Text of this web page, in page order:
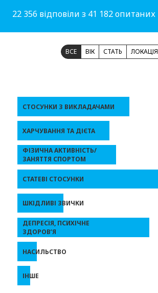
22 356 відповіли з 41 182 опитаних
ВСЕ ВІК СТАТЬ ЛОКАЦІЯ
СТОСУНКИ З ВИКЛАДАЧАМИ
ХАРЧУВАННЯ ТА ДІЄТА
ФІЗИЧНА АКТИВНІСТЬ/
ЗАНЯТТЯ СПОРТОМ
СТАТЕВІ СТОСУНКИ
ШКІДЛИВІ ЗВИЧКИ
ДЕПРЕСІЯ, ПСИХІЧНЕ
ЗДОРОВ’Я
НАСИЛЬСТВО
ІНШЕ